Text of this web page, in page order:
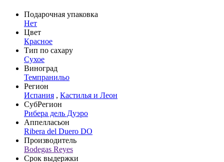
Подарочная упаковка
Нет
Цвет
Красное
Тип по сахару
Сухое
Виноград
Темпранильо
Регион
Испания , Кастилья и Леон
СубРегион
Рибера дель Дуэро
Аппелласьон
Ribera del Duero DO
Производитель
Bodegas Reyes
Срок выдержки